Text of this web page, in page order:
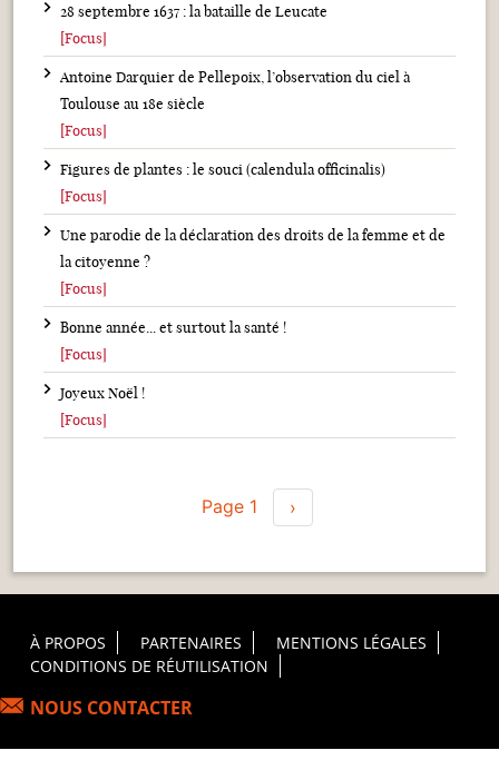
28 septembre 1637 : la bataille de Leucate
[Focus]
Antoine Darquier de Pellepoix, l’observation du ciel à
Toulouse au 18e siècle
[Focus]
Figures de plantes : le souci (calendula officinalis)
[Focus]
Une parodie de la déclaration des droits de la femme et de
la citoyenne ?
[Focus]
Bonne année... et surtout la santé !
[Focus]
Joyeux Noël !
[Focus]
Page 1 Page suivante
›
Footer Principal
À PROPOS PARTENAIRES
MENTIONS LÉGALES
CONDITIONS DE RÉUTILISATION
NOUS CONTACTER